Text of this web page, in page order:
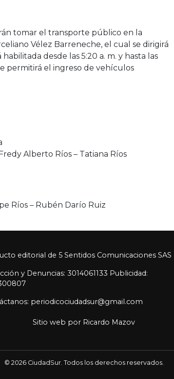
tomar el transporte público en la
Vélez Barreneche, el cual se dirigirá
desde las 5:20 a. m. y hasta las
permitirá el ingreso de vehículos
Alberto Ríos – Tatiana Ríos
Ríos – Rubén Darío Ruiz
editorial de 5 Sentidos Comunicaciones SAS
y Denuncias: 3014061133 Publicidad:
periodicociudadsur@gmail.com
Sitio web por Ricardo Mazov
© 2026 CiudadSur. Todos los derechos reservados.